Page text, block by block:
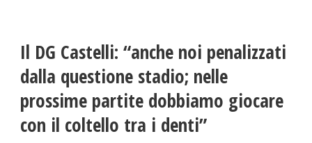
Il DG Castelli: “anche noi penalizzati
dalla questione stadio; nelle
prossime partite dobbiamo giocare
con il coltello tra i denti”